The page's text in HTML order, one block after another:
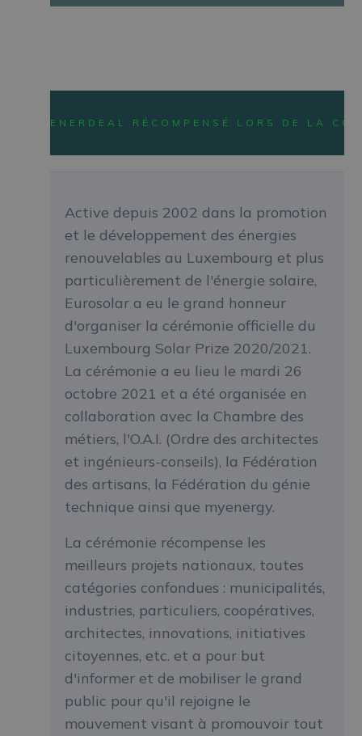
ENERDEAL RÉCOMPENSÉ LORS DE LA
Active depuis 2002 dans la promotion
et le développement des énergies
renouvelables au Luxembourg et plus
particulièrement de l'énergie solaire,
Eurosolar a eu le grand honneur
d'organiser la cérémonie officielle du
Luxembourg Solar Prize 2020/2021.
La cérémonie a eu lieu le mardi 26
octobre 2021 et a été organisée en
collaboration avec la Chambre des
métiers, l'O.A.I. (Ordre des architectes
et ingénieurs-conseils), la Fédération
des artisans, la Fédération du génie
technique ainsi que myenergy.
La cérémonie récompense les
meilleurs projets nationaux, toutes
catégories confondues : municipalités,
industries, particuliers, coopératives,
architectes, innovations, initiatives
citoyennes, etc. et a pour but
d'informer et de mobiliser le grand
public pour qu'il rejoigne le
mouvement visant à promouvoir tout